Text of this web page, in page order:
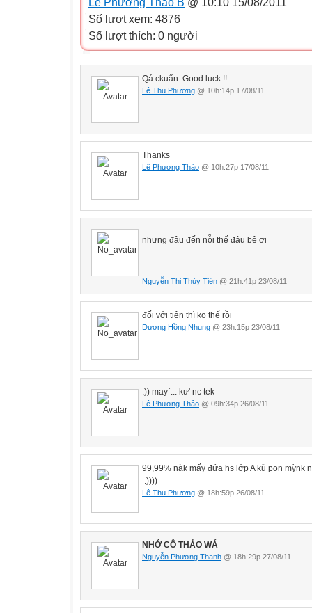
Số lượt xem: 4876
Số lượt thích: 0 người
Qá ckuẩn. Good luck !!
Lê Thu Phương @ 10h:14p 17/08/11
Thanks
Lê Phương Thảo @ 10h:27p 17/08/11
nhưng đâu đến nỗi thế đâu bê ơi
Nguyễn Thị Thủy Tiên @ 21h:41p 23/08/11
đối với tiên thì ko thế rồi
Dương Hồng Nhung @ 23h:15p 23/08/11
:)) may`... kư' nc tek
Lê Phương Thảo @ 09h:34p 26/08/11
99,99% nàk mấy đứa hs lớp A kũ pọn mỳnk
:))))
Lê Thu Phương @ 18h:59p 26/08/11
NHỚ CÔ THẢO WÁ
Nguyễn Phương Thanh @ 18h:29p 27/08/11